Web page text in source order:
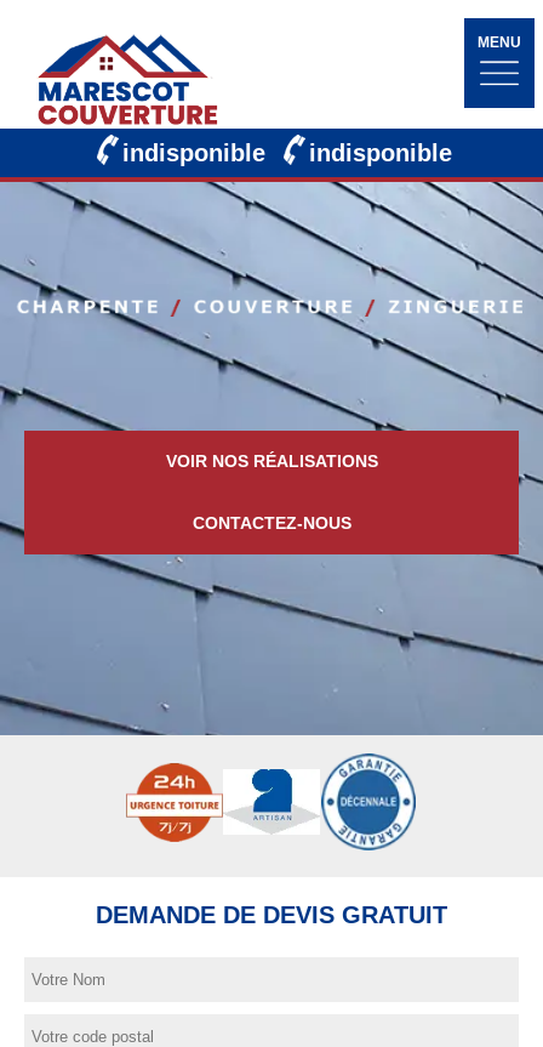
MENU
indisponible indisponible
VOIR NOS RÉALISATIONS
CONTACTEZ-NOUS
DEMANDE DE DEVIS GRATUIT